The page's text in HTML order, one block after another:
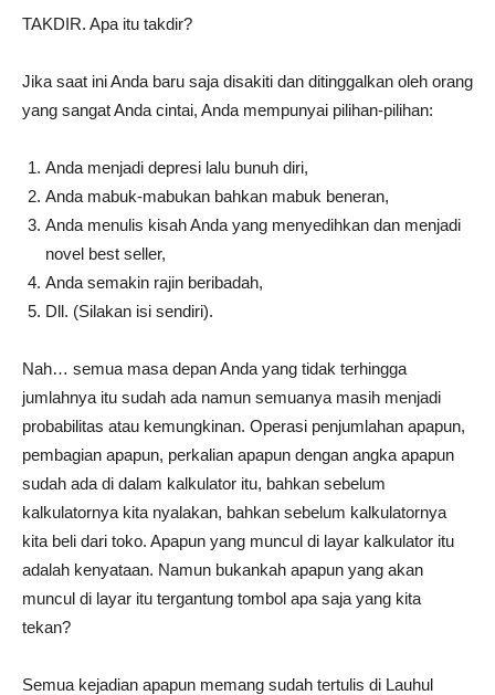
TAKDIR. Apa itu takdir?
Jika saat ini Anda baru saja disakiti dan ditinggalkan oleh orang
yang sangat Anda cintai, Anda mempunyai pilihan-pilihan:
Anda menjadi depresi lalu bunuh diri,
Anda mabuk-mabukan bahkan mabuk beneran,
Anda menulis kisah Anda yang menyedihkan dan menjadi
novel best seller,
Anda semakin rajin beribadah,
Dll. (Silakan isi sendiri).
Nah… semua masa depan Anda yang tidak terhingga
jumlahnya itu sudah ada namun semuanya masih menjadi
probabilitas atau kemungkinan. Operasi penjumlahan apapun,
pembagian apapun, perkalian apapun dengan angka apapun
sudah ada di dalam kalkulator itu, bahkan sebelum
kalkulatornya kita nyalakan, bahkan sebelum kalkulatornya
kita beli dari toko. Apapun yang muncul di layar kalkulator itu
adalah kenyataan. Namun bukankah apapun yang akan
muncul di layar itu tergantung tombol apa saja yang kita
tekan?
Semua kejadian apapun memang sudah tertulis di Lauhul